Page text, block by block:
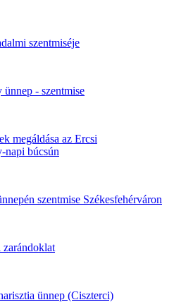
szentmiséje
- szentmise
megáldása az Ercsi
napi búcsún
szentmise Székesfehérváron
zarándoklat
ünnep (Ciszterci)